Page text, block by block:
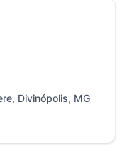
Divinópolis, MG